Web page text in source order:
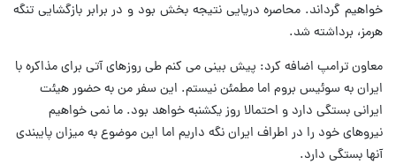
خواهیم گرداند. محاصره دریایی نتیجه بخش بود و در برابر بازگشایی تنگه
هرمز، برداشته شد.
معاون ترامپ اضافه کرد: پیش بینی می کنم طی روزهای آتی برای مذاکره با
ایران به سوئیس بروم اما مطمئن نیستم. این سفر من به حضور هیئت
ایرانی بستگی دارد و احتمالا روز یکشنبه خواهد بود. ما نمی خواهیم
نیروهای خود را در اطراف ایران نگه داریم اما این موضوع به میزان پایبندی
آنها بستگی دارد.